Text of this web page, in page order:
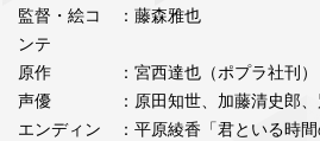
監督・絵コ
ンテ
：藤森雅也
原作
：宮西達也（ポプラ社刊）
声優
：原田知世、加藤清史郎
エンディン
：平原綾香「君といる時